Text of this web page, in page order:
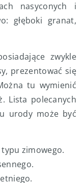
nasyconych i
głęboki granat,
zwykle
prezentować się
tu wymienić
Lista polecanych
urody może być
zimowego.